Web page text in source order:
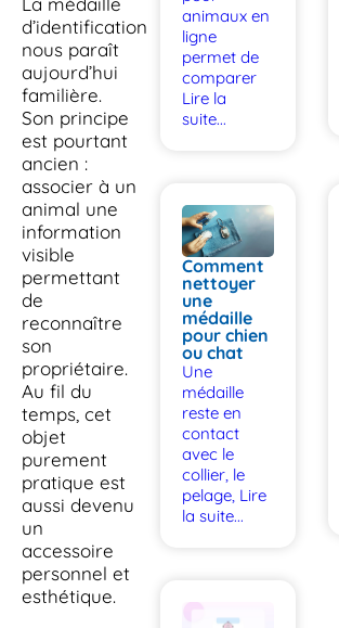
d’identification
nous paraît
aujourd’hui
familière.
Son principe
est pourtant
ancien :
associer à un
animal une
information
visible
permettant
de
reconnaître
son
propriétaire.
Au fil du
temps, cet
objet
purement
pratique est
aussi devenu
un
accessoire
personnel et
esthétique.
animaux en
ligne
permet de
comparer
Lire la
suite...
Comment
nettoyer
une
médaille
pour chien
ou chat
Une
médaille
reste en
contact
avec le
collier, le
pelage, Lire
la suite...